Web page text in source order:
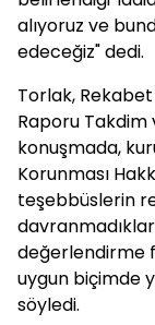
alıyoruz ve
edeceğiz" dedi.
Torlak, Rekabet
Raporu Takdim
konuşmada,
Korunması
teşebbüslerin
değerlendirme
uygun biçimde
söyledi.